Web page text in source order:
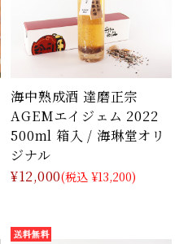
海中熟成酒 達磨正宗
AGEMエイジェム 2022
500ml 箱入 / 海琳堂オリ
ジナル
¥12,000(税込 ¥13,200)